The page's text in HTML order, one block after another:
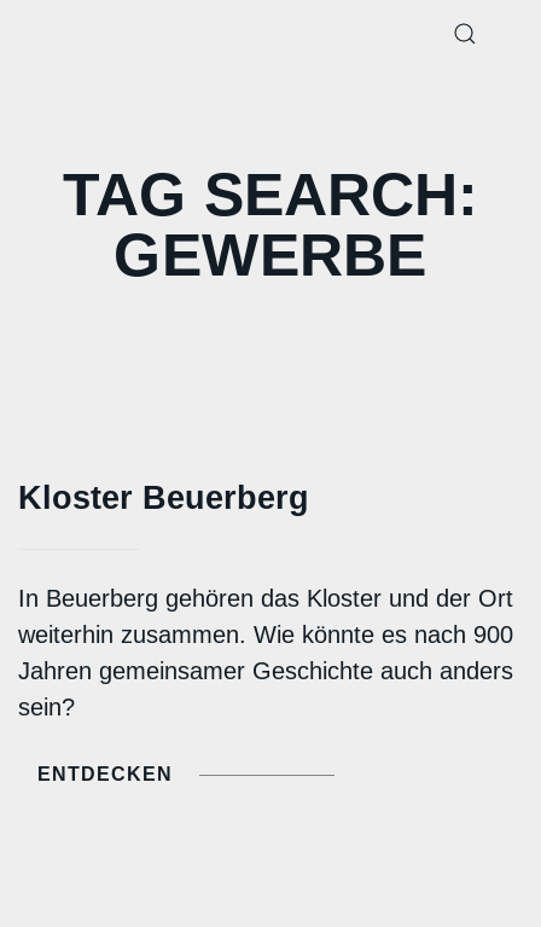
TAG SEARCH:
GEWERBE
Kloster Beuerberg
In Beuerberg gehören das Kloster und der Ort
weiterhin zusammen. Wie könnte es nach 900
Jahren gemeinsamer Geschichte auch anders
sein?
ENTDECKEN